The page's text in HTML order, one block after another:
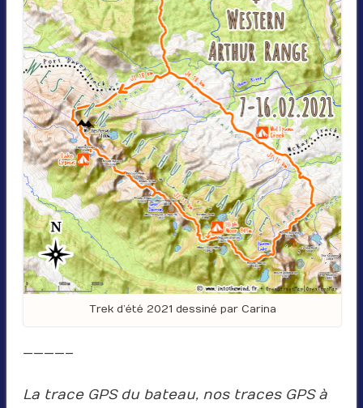
Trek d’été 2021 dessiné par Carina
————–
La trace GPS du bateau, nos traces GPS à